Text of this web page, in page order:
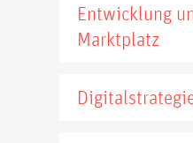
Entwicklung
Marktplatz